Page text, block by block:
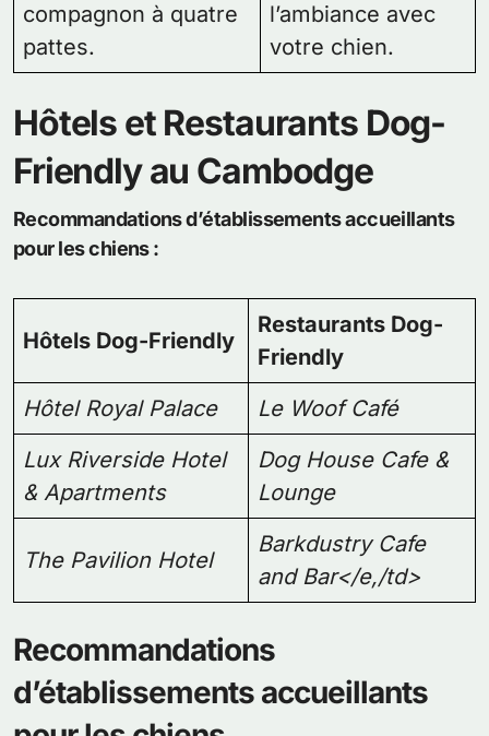
compagnon à quatre
pattes.
l’ambiance avec
votre chien.
Hôtels et Restaurants Dog-
Friendly au Cambodge
Recommandations d’établissements accueillants
pour les chiens :
Hôtels Dog-Friendly
Restaurants Dog-
Friendly
Hôtel Royal Palace
Le Woof Café
Lux Riverside Hotel
& Apartments
Dog House Cafe &
Lounge
The Pavilion Hotel
Barkdustry Cafe
and Bar</e,/td>
Recommandations
d’établissements accueillants